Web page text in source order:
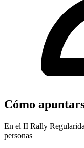
Cómo
En el II Rally
personas